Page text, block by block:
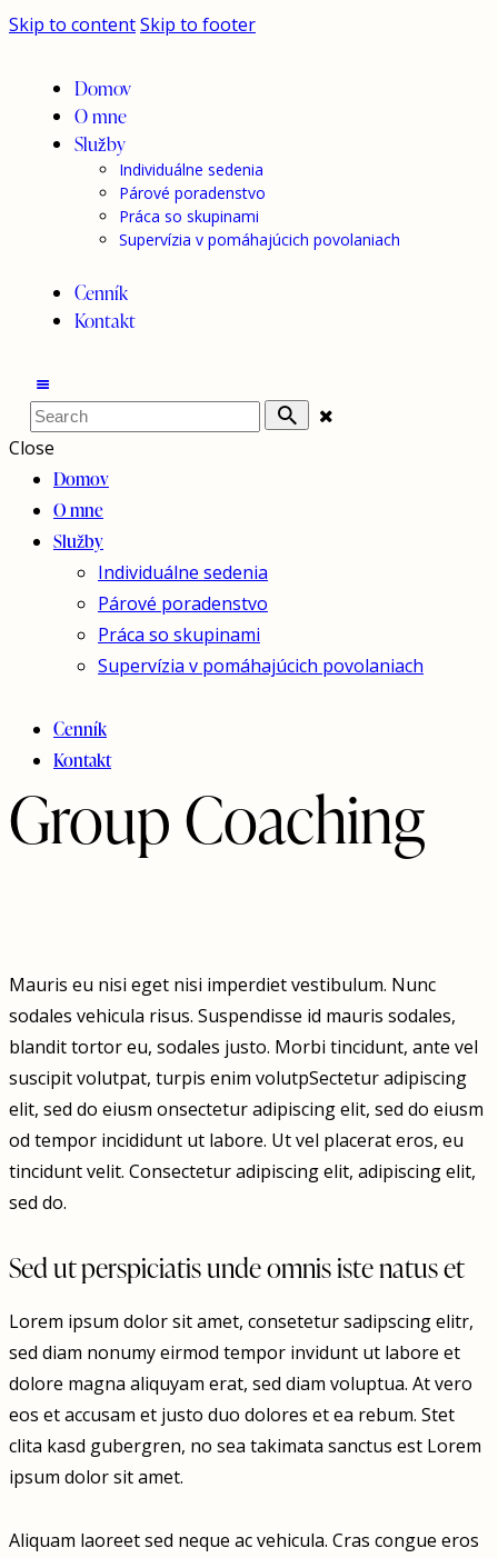
Skip to contentSkip to footer
Domov
O mne
Služby
Individuálne sedenia
Párové poradenstvo
Práca so skupinami
Supervízia v pomáhajúcich povolaniach
Cenník
Kontakt
Close
Domov
O mne
Služby
Individuálne sedenia
Párové poradenstvo
Práca so skupinami
Supervízia v pomáhajúcich povolaniach
Cenník
Kontakt
Group Coaching
Mauris eu nisi eget nisi imperdiet vestibulum. Nunc
sodales vehicula risus. Suspendisse id mauris sodales,
blandit tortor eu, sodales justo. Morbi tincidunt, ante vel
suscipit volutpat, turpis enim volutpSectetur adipiscing
elit, sed do eiusm onsectetur adipiscing elit, sed do eiusm
od tempor incididunt ut labore. Ut vel placerat eros, eu
tincidunt velit. Consectetur adipiscing elit, adipiscing elit,
sed do.
Sed ut perspiciatis unde omnis iste natus et
Lorem ipsum dolor sit amet, consetetur sadipscing elitr,
sed diam nonumy eirmod tempor invidunt ut labore et
dolore magna aliquyam erat, sed diam voluptua. At vero
eos et accusam et justo duo dolores et ea rebum. Stet
clita kasd gubergren, no sea takimata sanctus est Lorem
ipsum dolor sit amet.
Aliquam laoreet sed neque ac vehicula. Cras congue eros